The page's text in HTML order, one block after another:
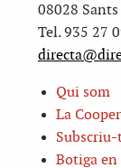
08028
Tel. 935 27
Qui som
La
Subscriu-
Botiga